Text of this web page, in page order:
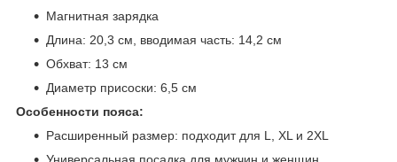
Магнитная зарядка
Длина: 20,3 см, вводимая часть: 14,2 см
Обхват: 13 см
Диаметр присоски: 6,5 см
Особенности пояса:
Расширенный размер: подходит для L, XL и 2XL
Универсальная посадка для мужчин и женщин